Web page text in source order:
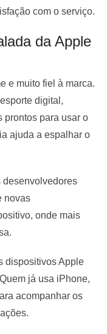
com o serviço.
da Apple
e muito fiel à marca.
digital,
prontos para usar o
ajuda a espalhar o
desenvolvedores
novas
onde mais
dispositivos Apple
já usa iPhone,
acompanhar os